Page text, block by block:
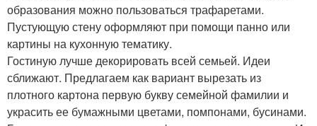
образования можно пользоваться трафаретами.
Пустующую стену оформляют при помощи панно или
картины на кухонную тематику.
Гостиную лучше декорировать всей семьей. Идеи
сближают. Предлагаем как вариант вырезать из
плотного картона первую букву семейной фамилии и
украсить ее бумажными цветами, помпонами, бусинами.